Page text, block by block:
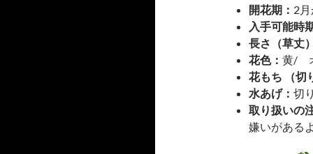
開花期： 2
入手可能時
長さ（草丈
花色： 黄/
花もち （切
水あげ： 切
取り扱いの
嫌いがある